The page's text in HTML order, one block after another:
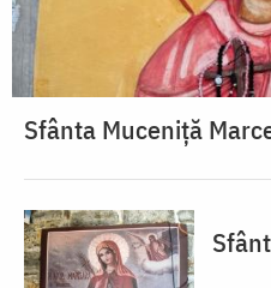
Sfânta Muceniță